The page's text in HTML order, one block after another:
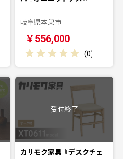
岐阜県本巣市
￥556,000
(0)
受付終了
カリモク家具『デスクチェ